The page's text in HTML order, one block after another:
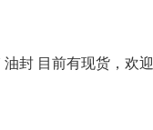
封 目前有现货，欢